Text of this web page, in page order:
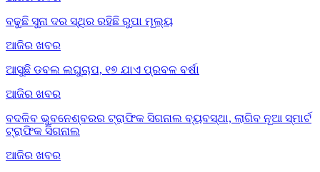
ବଢୁଛି ସୁନା ଦର ସ୍ଥିର ରହିଛି ରୁପା ମୂଲ୍ୟ
ଆଜିର ଖବର
ଆସୁଛି ଡବଲ ଲଘୁଚାପ, ୧୭ ଯାଏ ପ୍ରବଳ ବର୍ଷା
ଆଜିର ଖବର
ବଦଳିବ ଭୁବନେଶ୍ବରର ଟ୍ରାଫିକ ସିଗନାଲ ବ୍ୟବସ୍ଥା, ଲାଗିବ ନୂଆ ସ୍ମାର୍ଟ
ଟ୍ରାଫିକ ସିଗନାଲ
ଆଜିର ଖବର